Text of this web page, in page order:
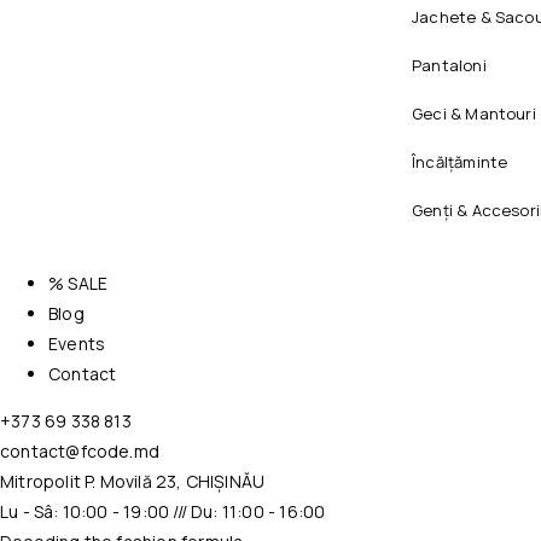
Jachete &
Pantaloni
Geci & Mantouri
Încălțăminte
Genți &
% SALE
Blog
Events
Contact
+373 69 338 813
contact@fcode.md
Mitropolit P. Movilă 23, CHIȘINĂU
Lu - Sâ: 10:00 - 19:00 /// Du: 11:00 - 16:00